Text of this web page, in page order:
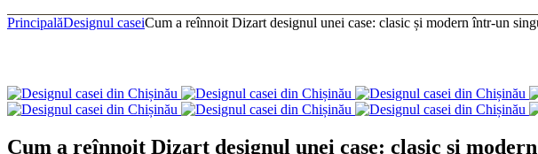
PrincipalăDesignul caseiCum a reînnoit Dizart designul unei case: clasic și modern într-un
Cum a reînnoit Dizart designul unei case: clasic și